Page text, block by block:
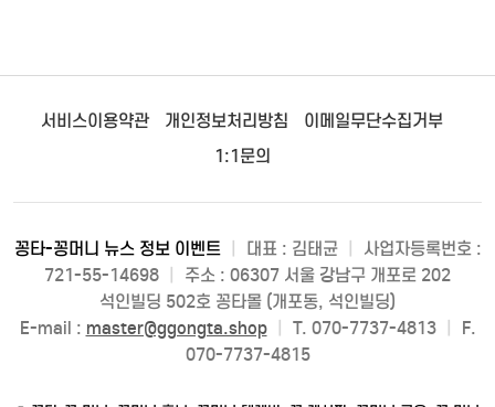
서비스이용약관 개인정보처리방침
이메일무단수집거부
1:1문의
꽁타-꽁머니 뉴스 정보 이벤트 대표 : 김태균
사업자등록번호 :
721-55-14698
주소 : 06307 서울 강남구 개포로 202
석인빌딩 502호 꽁타몰 (개포동, 석인빌딩)
E-mail : master@ggongta.shop T. 070-7737-4813
F.
070-7737-4815